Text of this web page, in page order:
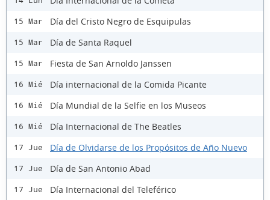
15 Mar Día del Cristo Negro de Esquipulas
15 Mar Día de Santa Raquel
15 Mar Fiesta de San Arnoldo Janssen
16 Mié Día internacional de la Comida Picante
16 Mié Día Mundial de la Selfie en los Museos
16 Mié Día Internacional de The Beatles
17 Jue Día de Olvidarse de los Propósitos de Año Nuevo
17 Jue Día de San Antonio Abad
17 Jue Día Internacional del Teleférico